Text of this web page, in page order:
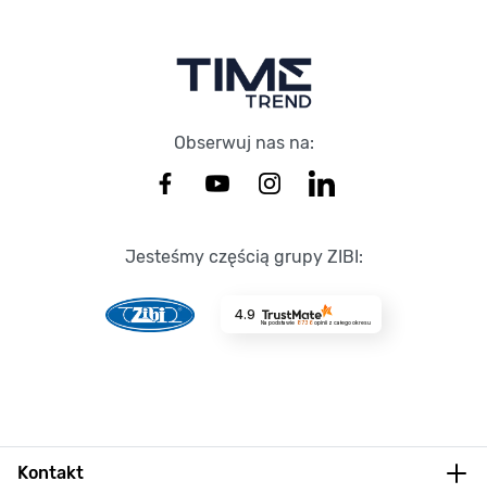
Obserwuj nas na:
Jesteśmy częścią grupy ZIBI:
4.9
Na podstawie 8736opinii z całego okresu
Kontakt